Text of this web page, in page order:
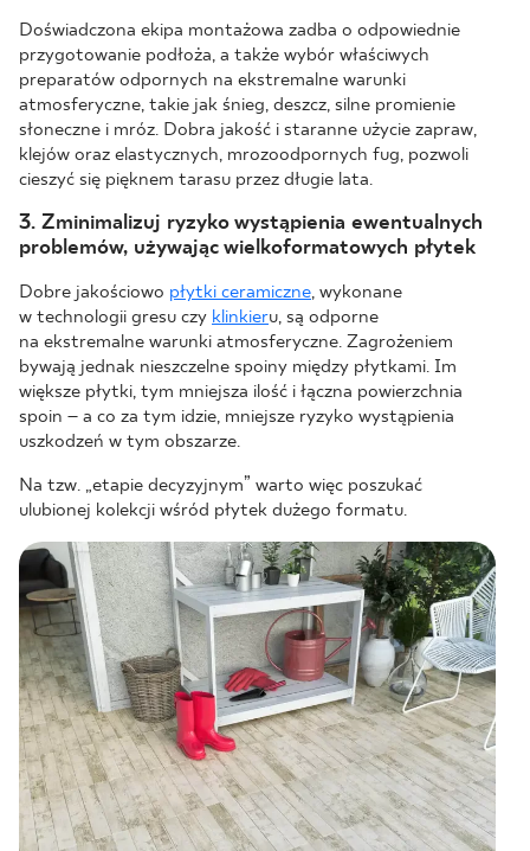
Doświadczona ekipa montażowa zadba o odpowiednie
przygotowanie podłoża, a także wybór właściwych
preparatów odpornych na ekstremalne warunki
atmosferyczne, takie jak śnieg, deszcz, silne promienie
słoneczne i mróz. Dobra jakość i staranne użycie zapraw,
klejów oraz elastycznych, mrozoodpornych fug, pozwoli
cieszyć się pięknem tarasu przez długie lata.
3. Zminimalizuj ryzyko wystąpienia ewentualnych
problemów, używając wielkoformatowych płytek
Dobre jakościowo płytki ceramiczne, wykonane
w technologii gresu czy klinkieru, są odporne
na ekstremalne warunki atmosferyczne. Zagrożeniem
bywają jednak nieszczelne spoiny między płytkami. Im
większe płytki, tym mniejsza ilość i łączna powierzchnia
spoin – a co za tym idzie, mniejsze ryzyko wystąpienia
uszkodzeń w tym obszarze.
Na tzw. „etapie decyzyjnym” warto więc poszukać
ulubionej kolekcji wśród płytek dużego formatu.